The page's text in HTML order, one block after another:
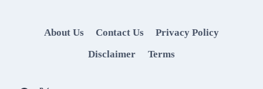
About Us Contact Us
Privacy Policy
Disclaimer
Terms